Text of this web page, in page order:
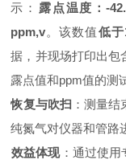
示：‌ 露点温度：-
ppm,v‌。该数值‌低
据，并现场打印出包
露点值和ppm值的测
恢复与吹扫 ：测量
纯氮气对仪器和管路
效益体现：通过使用